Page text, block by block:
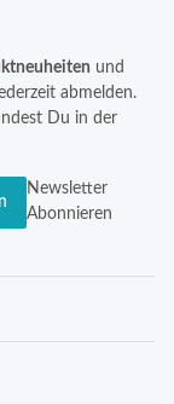
und
abmelden.
Du in der
Newsletter
Abonnieren